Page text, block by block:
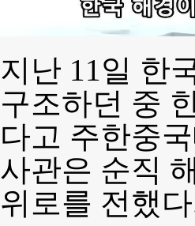
지난 11일 한
구조하던 중
다고 주한중
사관은 순직
위로를 전했